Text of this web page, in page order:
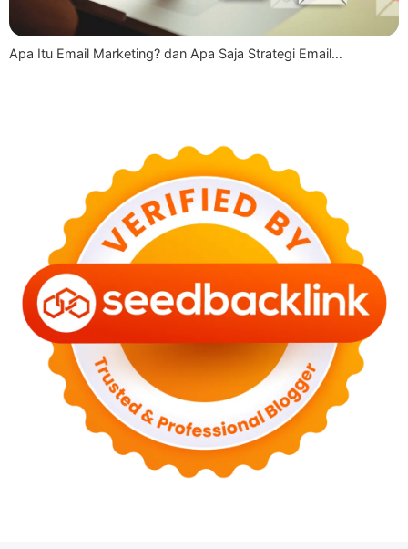
Apa Itu Email Marketing? dan Apa Saja Strategi Email…